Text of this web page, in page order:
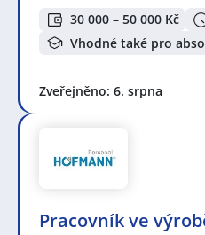
30 000 – 50 000 Kč
Vhodné také pro
Zveřejněno: 6. srpna
Pracovník ve